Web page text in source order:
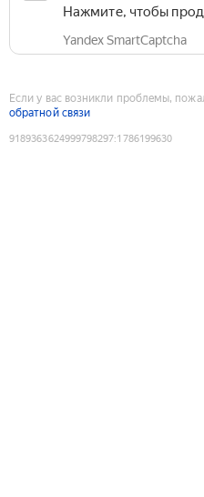
Нажмите, чтобы
Yandex SmartCaptcha
Если у вас возникли проблемы,
обратной связи
9189363624999798297:1786199630